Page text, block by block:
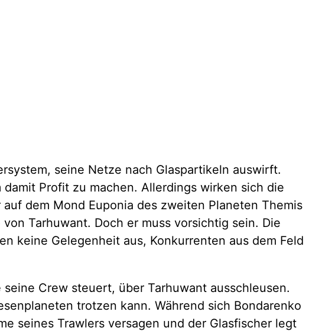
seine Netze nach Glaspartikeln auswirft.
Profit zu machen. Allerdings wirken sich die
dem Mond Euponia des zweiten Planeten Themis
Tarhuwant. Doch er muss vorsichtig sein. Die
keine Gelegenheit aus, Konkurrenten aus dem Feld
Crew steuert, über Tarhuwant ausschleusen.
trotzen kann. Während sich Bondarenko
seines Trawlers versagen und der Glasfischer legt